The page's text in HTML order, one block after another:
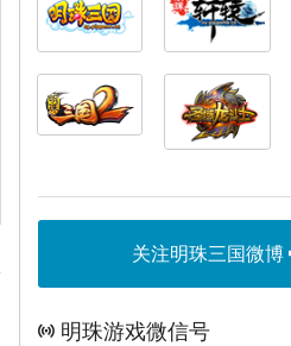
关注明珠三国微博
明珠游戏微信号